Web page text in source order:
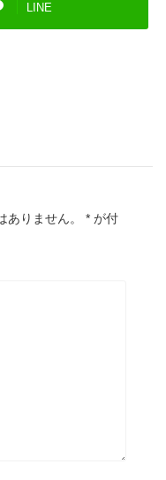
LINE
ありません。 * が付